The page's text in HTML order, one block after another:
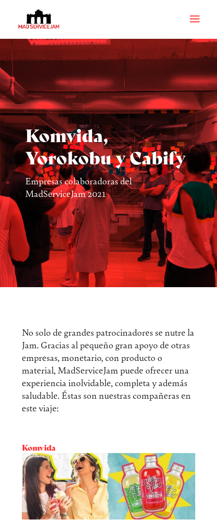
Komvida,
Yorokobu y Cabify
Empresas colaboradoras del
MadServiceJam 2021
No solo de grandes patrocinadores se nutre la
Jam. Gracias al pequeño gran apoyo de otras
empresas, monetario, con producto o
material, MadServiceJam puede ofrecer una
experiencia inolvidable, completa y además
saludable. Éstas son nuestras compañeras en
este viaje:
Komvida